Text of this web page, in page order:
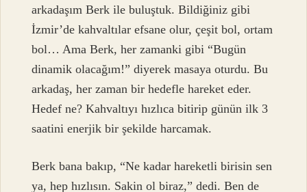
arkadaşım Berk ile buluştuk. Bildiğiniz gibi
İzmir’de kahvaltılar efsane olur, çeşit bol, ortam
bol… Ama Berk, her zamanki gibi “Bugün
dinamik olacağım!” diyerek masaya oturdu. Bu
arkadaş, her zaman bir hedefle hareket eder.
Hedef ne? Kahvaltıyı hızlıca bitirip günün ilk 3
saatini enerjik bir şekilde harcamak.
Berk bana bakıp, “Ne kadar hareketli birisin sen
ya, hep hızlısın. Sakin ol biraz,” dedi. Ben de